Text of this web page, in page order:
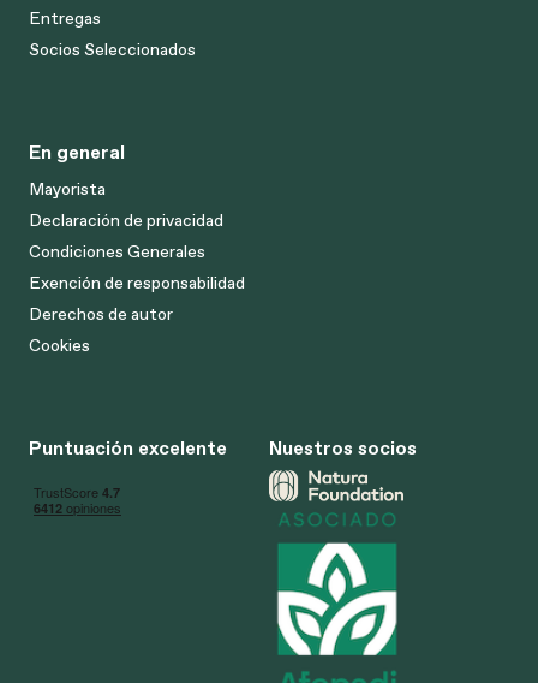
Entregas
Socios Seleccionados
En general
Mayorista
Declaración de privacidad
Condiciones Generales
Exención de responsabilidad
Derechos de autor
Cookies
Puntuación excelente Nuestros socios